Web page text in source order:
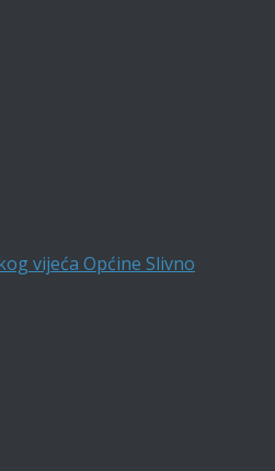
vijeća Općine Slivno